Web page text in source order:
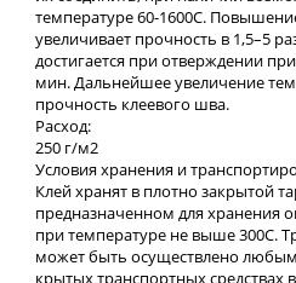
температуре 60-1600С.
увеличивает прочность в 1,5–5
достигается при отверждении
мин. Дальнейшее увеличение
прочность клеевого шва.
Расход:
250 г/м2
Условия хранения и
Клей хранят в плотно закрытой
предназначенном для хранения
при температуре не выше 300С.
может быть осуществлено
крытых транспортных средствах